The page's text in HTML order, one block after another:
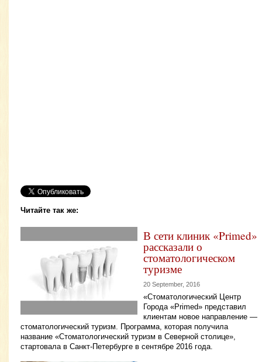
Читайте так же:
В сети клиник «Primed»
рассказали о
стоматологическом
туризме
20 September, 2016
«Стоматологический Центр
Города «Primed» представил
клиентам новое направление —
стоматологический туризм. Программа, которая получила
название «Стоматологический туризм в Северной столице»,
стартовала в Санкт-Петербурге в сентябре 2016 года.